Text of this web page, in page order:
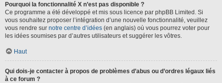
Pourquoi la fonctionnalité X n’est pas disponible ?
Ce programme a été développé et mis sous licence par phpBB Limited. Si
vous souhaitez proposer l’intégration d’une nouvelle fonctionnalité, veuillez
vous rendre sur notre centre d’idées (en anglais) où vous pourrez voter pour
les idées soumises par d’autres utilisateurs et suggérer les vôtres.
Haut
Qui dois-je contacter à propos de problèmes d’abus ou d’ordres légaux liés
à ce forum ?